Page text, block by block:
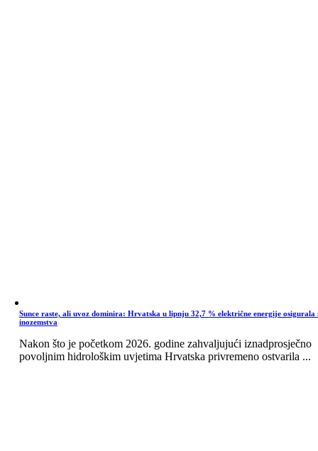
Sunce raste, ali uvoz dominira: Hrvatska u lipnju 32,7 % električne energije osigurala
inozemstva
Nakon što je početkom 2026. godine zahvaljujući iznadprosječno
povoljnim hidrološkim uvjetima Hrvatska privremeno ostvarila ...